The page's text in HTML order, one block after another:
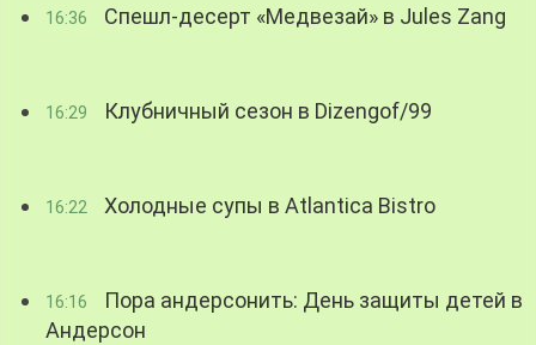
16:36 Спешл-десерт «Медвезай» в Jules Zang
16:29 Клубничный сезон в Dizengof/99
16:22 Холодные супы в Atlantica Bistro
16:16
Пора андерсонить: День защиты детей в
Андерсон